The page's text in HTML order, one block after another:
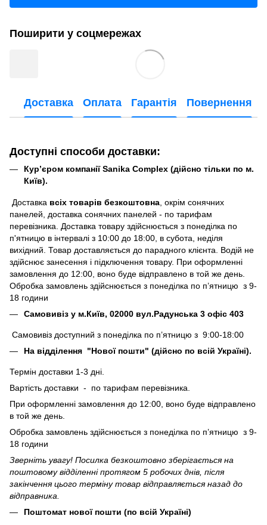
Поширити у соцмережах
Доставка Оплата Гарантія Повернення
Доступні способи доставки:
Кур’єром компанії Sanika Complex (дійсно тільки по м.
Київ).
Доставка всіх товарів безкоштовна , окрім сонячних
панелей, доставка сонячних панелей - по тарифам
перевізника. Доставка товару здійснюється з понеділка по
п'ятницю в інтервалі з 10:00 до 18:00, в субота, неділя
вихідний. Товар доставляється до парадного клієнта. Водій не
здійснює занесення і підключення товару. При оформленні
замовлення до 12:00, воно буде відправлено в той же день.
Обробка замовлень здійснюється з понеділка по п’ятницю з 9-
18 години
Самовивіз у м.Київ, 02000 вул.Радунська 3 офіс 403
Самовивіз доступний з понеділка по п’ятницю з 9:00-18:00
На відділення "Нової пошти" (дійсно по всій Україні).
Термін доставки 1-3 дні.
Вартість доставки - по тарифам перевізника.
При оформленні замовлення до 12:00, воно буде відправлено
в той же день.
Обробка замовлень здійснюється з понеділка по п’ятницю з 9-
18 години
Зверніть увагу! Посилка безкоштовно зберігається на
поштовому відділенні протягом 5 робочих днів, після
закінчення цього терміну товар відправляється назад до
відправника.
Поштомат нової пошти (по всій Україні)